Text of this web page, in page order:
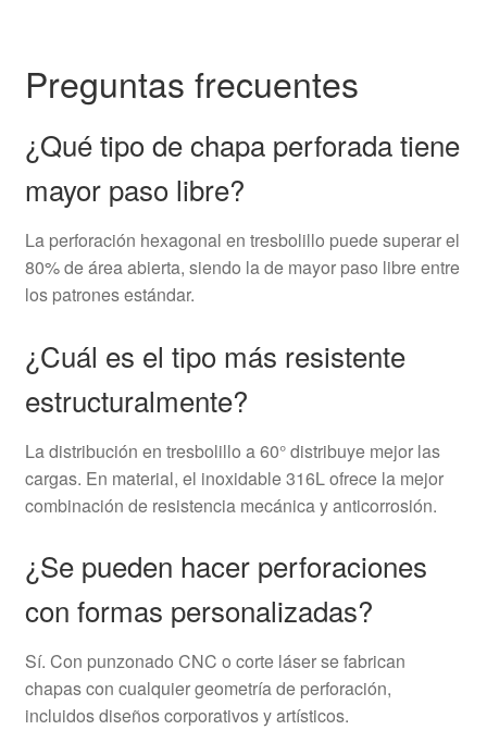
Preguntas frecuentes
¿Qué tipo de chapa perforada tiene
mayor paso libre?
La perforación hexagonal en tresbolillo puede superar el
80% de área abierta, siendo la de mayor paso libre entre
los patrones estándar.
¿Cuál es el tipo más resistente
estructuralmente?
La distribución en tresbolillo a 60° distribuye mejor las
cargas. En material, el inoxidable 316L ofrece la mejor
combinación de resistencia mecánica y anticorrosión.
¿Se pueden hacer perforaciones
con formas personalizadas?
Sí. Con punzonado CNC o corte láser se fabrican
chapas con cualquier geometría de perforación,
incluidos diseños corporativos y artísticos.